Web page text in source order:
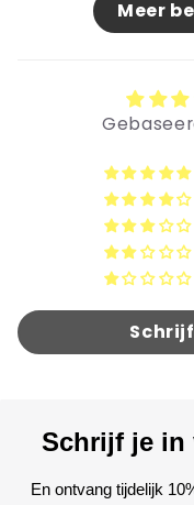
Meer
Schrijf je in
En ontvang tijdelijk